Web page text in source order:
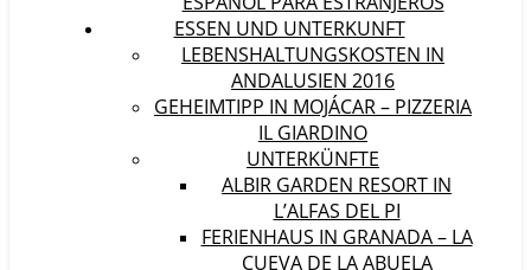
ESSEN UND UNTERKUNFT
LEBENSHALTUNGSKOSTEN IN
ANDALUSIEN 2016
GEHEIMTIPP IN MOJÁCAR – PIZZERIA
IL GIARDINO
UNTERKÜNFTE
ALBIR GARDEN RESORT IN
L’ALFAS DEL PI
FERIENHAUS IN GRANADA – LA
CUEVA DE LA ABUELA